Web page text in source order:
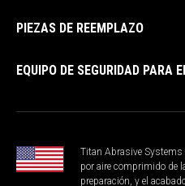
PIEZAS DE REEMPLAZO
EQUIPO DE SEGURIDAD PARA
Titan Abrasive Systems
por aire comprimido de
preparación, y el